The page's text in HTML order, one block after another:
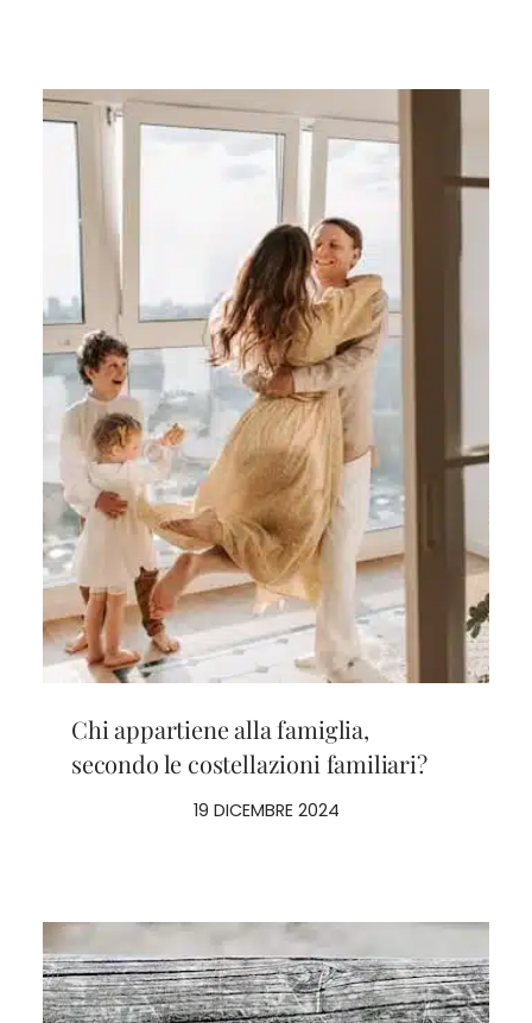
Chi appartiene alla famiglia,
secondo le costellazioni familiari?
19 DICEMBRE 2024